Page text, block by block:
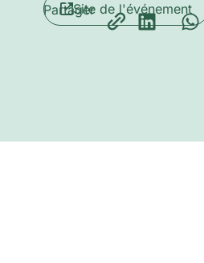
Site de l'événement
Partager